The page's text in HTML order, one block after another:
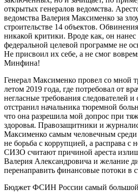
открытых генералов ведомства.
ведомства Валерия Максименко за
строительстве 14 объектов.
никакой критики. Вроде как, он
федеральной целевой программе не
Не присвоил их себе, а не смог
Минфина!
Генерал Максименко провел со мной
летом 2019 года, где потребовал от
негласные требования следователей и
отстранил начальника тюремной
что она разрешила мой допрос при
здоровья. Правозащитники и
Максименко самым человечным
не борьба с коррупцией, а расправа с
СИЗО считают причиной ареста
Валерия Александровича и желание
перенаправить финансовые потоки в
Бюджет ФСИН России самый большой